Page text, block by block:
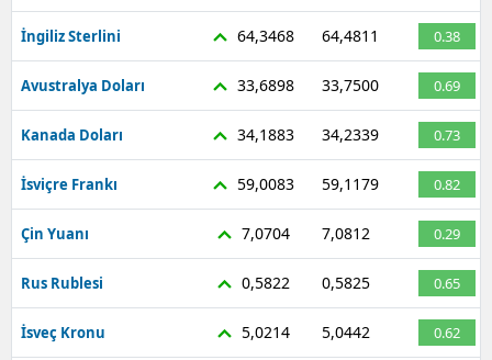
İngiliz Sterlini 64,3468 64,4811 0.38
Avustralya Doları 33,6898 33,7500 0.69
Kanada Doları 34,1883 34,2339 0.73
İsviçre Frankı 59,0083 59,1179 0.82
Çin Yuanı 7,0704 7,0812 0.29
Rus Rublesi 0,5822 0,5825 0.65
İsveç Kronu 5,0214 5,0442 0.62